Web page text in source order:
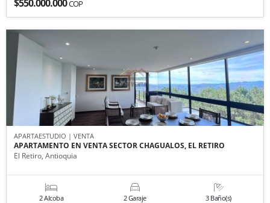
$550.000.000COP
APARTAESTUDIO | VENTA
APARTAMENTO EN VENTA SECTOR CHAGUALOS, EL RETIRO
El Retiro, Antioquia
2 Alcoba 2 Garaje 3 Baño(s)